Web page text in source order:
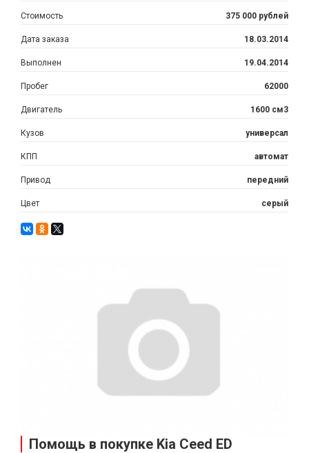
Стоимость 375 000 рублей
Дата заказа 18.03.2014
Выполнен 19.04.2014
Пробег 62000
Двигатель 1600 см3
Кузов универсал
КПП автомат
Привод передний
Цвет серый
Помощь в покупке Kia Ceed ED